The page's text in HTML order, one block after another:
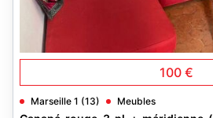
100 €
Marseille 1 (13) Meubles